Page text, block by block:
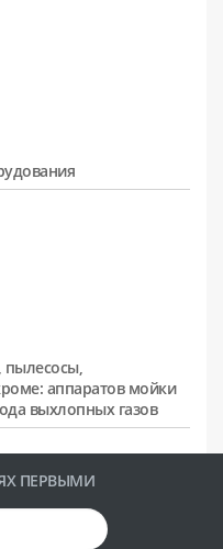
пылесосы,
аппаратов мойки
выхлопных газов
ПЕРВЫМИ